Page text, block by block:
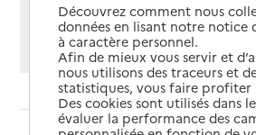
Si vous souhaitez partager sur
Whatsapp, veuillezautoriser le dépôt de
Découvrez comment nous
données en lisant notre notice
à caractère personnel.
Afin de mieux vous servir et
nous utilisons des traceurs et
statistiques, vous faire
Des cookies sont utilisés dans
évaluer la performance des